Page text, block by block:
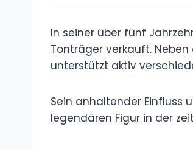
In seiner über fünf
Tonträger verkauft.
unterstützt aktiv
Sein anhaltender Einfluss
legendären Figur in der